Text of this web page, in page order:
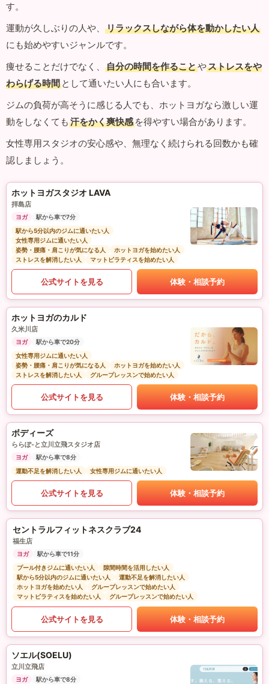
す。
運動が久しぶりの人や、
リラックスしながら体を動かしたい人
にも始めやすいジャンルです。
痩せることだけでなく、
自分の時間を作ることやストレスをや
わらげる時間 として通いたい人にも合います。
ジムの負荷が高そうに感じる人でも、ホットヨガなら激しい運
動をしなくても 汗をかく爽快感 を得やすい場合があります。
女性専用スタジオの安心感や、無理なく続けられる回数かも確
認しましょう。
ホットヨガスタジオ LAVA
拝島店
ヨガ
駅から車で7分
駅から5分以内のジムに通いたい人
女性専用ジムに通いたい人
姿勢・腰痛・肩こりが気になる人
ホットヨガを始めたい人
ストレスを解消したい人
マットピラティスを始めたい人
公式サイトを見る 体験・相談予約
ホットヨガのカルド
久米川店
ヨガ
駅から車で20分
女性専用ジムに通いたい人
姿勢・腰痛・肩こりが気になる人
ホットヨガを始めたい人
ストレスを解消したい人
グループレッスンで始めたい人
公式サイトを見る 体験・相談予約
ボディーズ
ららぽ-と立川立飛スタジオ店
ヨガ
駅から車で8分
運動不足を解消したい人
女性専用ジムに通いたい人
公式サイトを見る 体験・相談予約
セントラルフィットネスクラブ24
福生店
ヨガ
駅から車で11分
プール付きジムに通いたい人
隙間時間を活用したい人
駅から5分以内のジムに通いたい人
運動不足を解消したい人
ホットヨガを始めたい人
グループレッスンで始めたい人
マットピラティスを始めたい人
グループレッスンで始めたい人
公式サイトを見る 体験・相談予約
ソエル(SOELU)
立川立飛店
ヨガ 駅から車で8分